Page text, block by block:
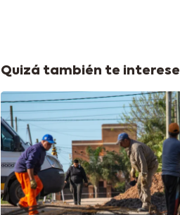
Quizá también te interese